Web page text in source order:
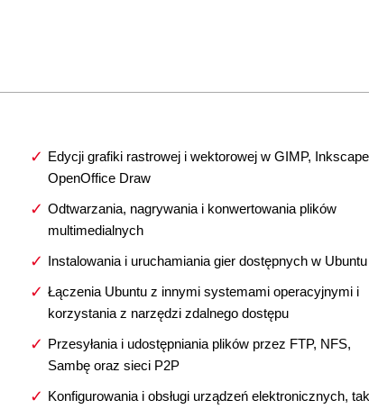
Edycji grafiki rastrowej i wektorowej w GIMP,
OpenOffice Draw
Odtwarzania, nagrywania i konwertowania plików
multimedialnych
Instalowania i uruchamiania gier dostępnych w Ubuntu
Łączenia Ubuntu z innymi systemami operacyjnymi i
korzystania z narzędzi zdalnego dostępu
Przesyłania i udostępniania plików przez FTP, NFS,
Sambę oraz sieci P2P
Konfigurowania i obsługi urządzeń elektronicznych,